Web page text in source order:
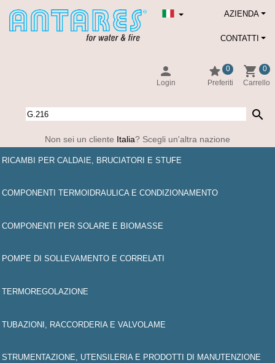
AZIENDA
person
Login
star
0
Preferiti
shopping_cart
0
Carrello
CONTATTI
search
Non sei un cliente Italia? Scegli un'altra nazione
RICAMBI PER CALDAIE, BRUCIATORI E STUFE
COMPONENTI TERMOIDRAULICA E CONDIZIONAMENTO
COMPONENTI PER SOLARE E BIOMASSE
POMPE DI SOLLEVAMENTO E CORRELATI
TERMOREGOLAZIONE
TUBAZIONI, RACCORDERIA E VALVOLAME
STRUMENTAZIONE, UTENSILERIA E PRODOTTI DI MANUTENZIONE